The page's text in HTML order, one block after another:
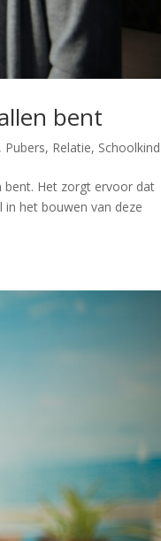
bent
, Pubers, Relatie, Schoolkind
bent. Het zorgt ervoor dat
in het bouwen van deze